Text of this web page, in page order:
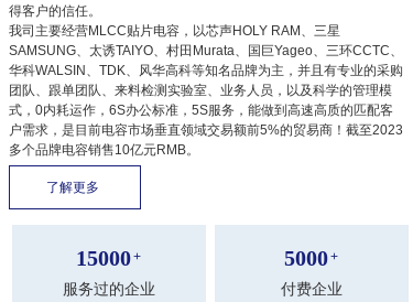
得客户的信任。
我司主要经营MLCC贴片电容，以芯声HOLY RAM、三星
SAMSUNG、太诱TAIYO、村田Murata、国巨Yageo、三环CCTC、
华科WALSIN、TDK、风华高科等知名品牌为主，并且有专业的采购
团队、跟单团队、来料检测实验室、业务人员，以及科学的管理模
式，0内耗运作，6S办公标准，5S服务，能做到高速高质的匹配客
户需求，是目前电容市场垂直领域交易额前5%的贸易商！截至2023
多个品牌电容销售10亿元RMB。
了解更多
15000+
服务过的企业
5000+
付费企业